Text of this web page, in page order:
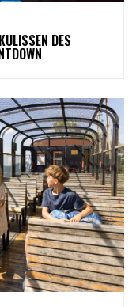
DES